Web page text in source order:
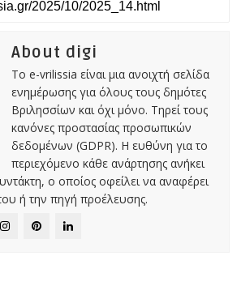
About digi
Το e-vrilissia είναι μια ανοιχτή σελίδα
ενημέρωσης για όλους τους δημότες
Βριλησσίων και όχι μόνο. Τηρεί τους
κανόνες προστασίας προσωπικών
δεδομένων (GDPR). Η ευθύνη για το
περιεχόμενο κάθε ανάρτησης ανήκει
ο οποίος οφείλει να αναφέρει
ή την πηγή προέλευσης.